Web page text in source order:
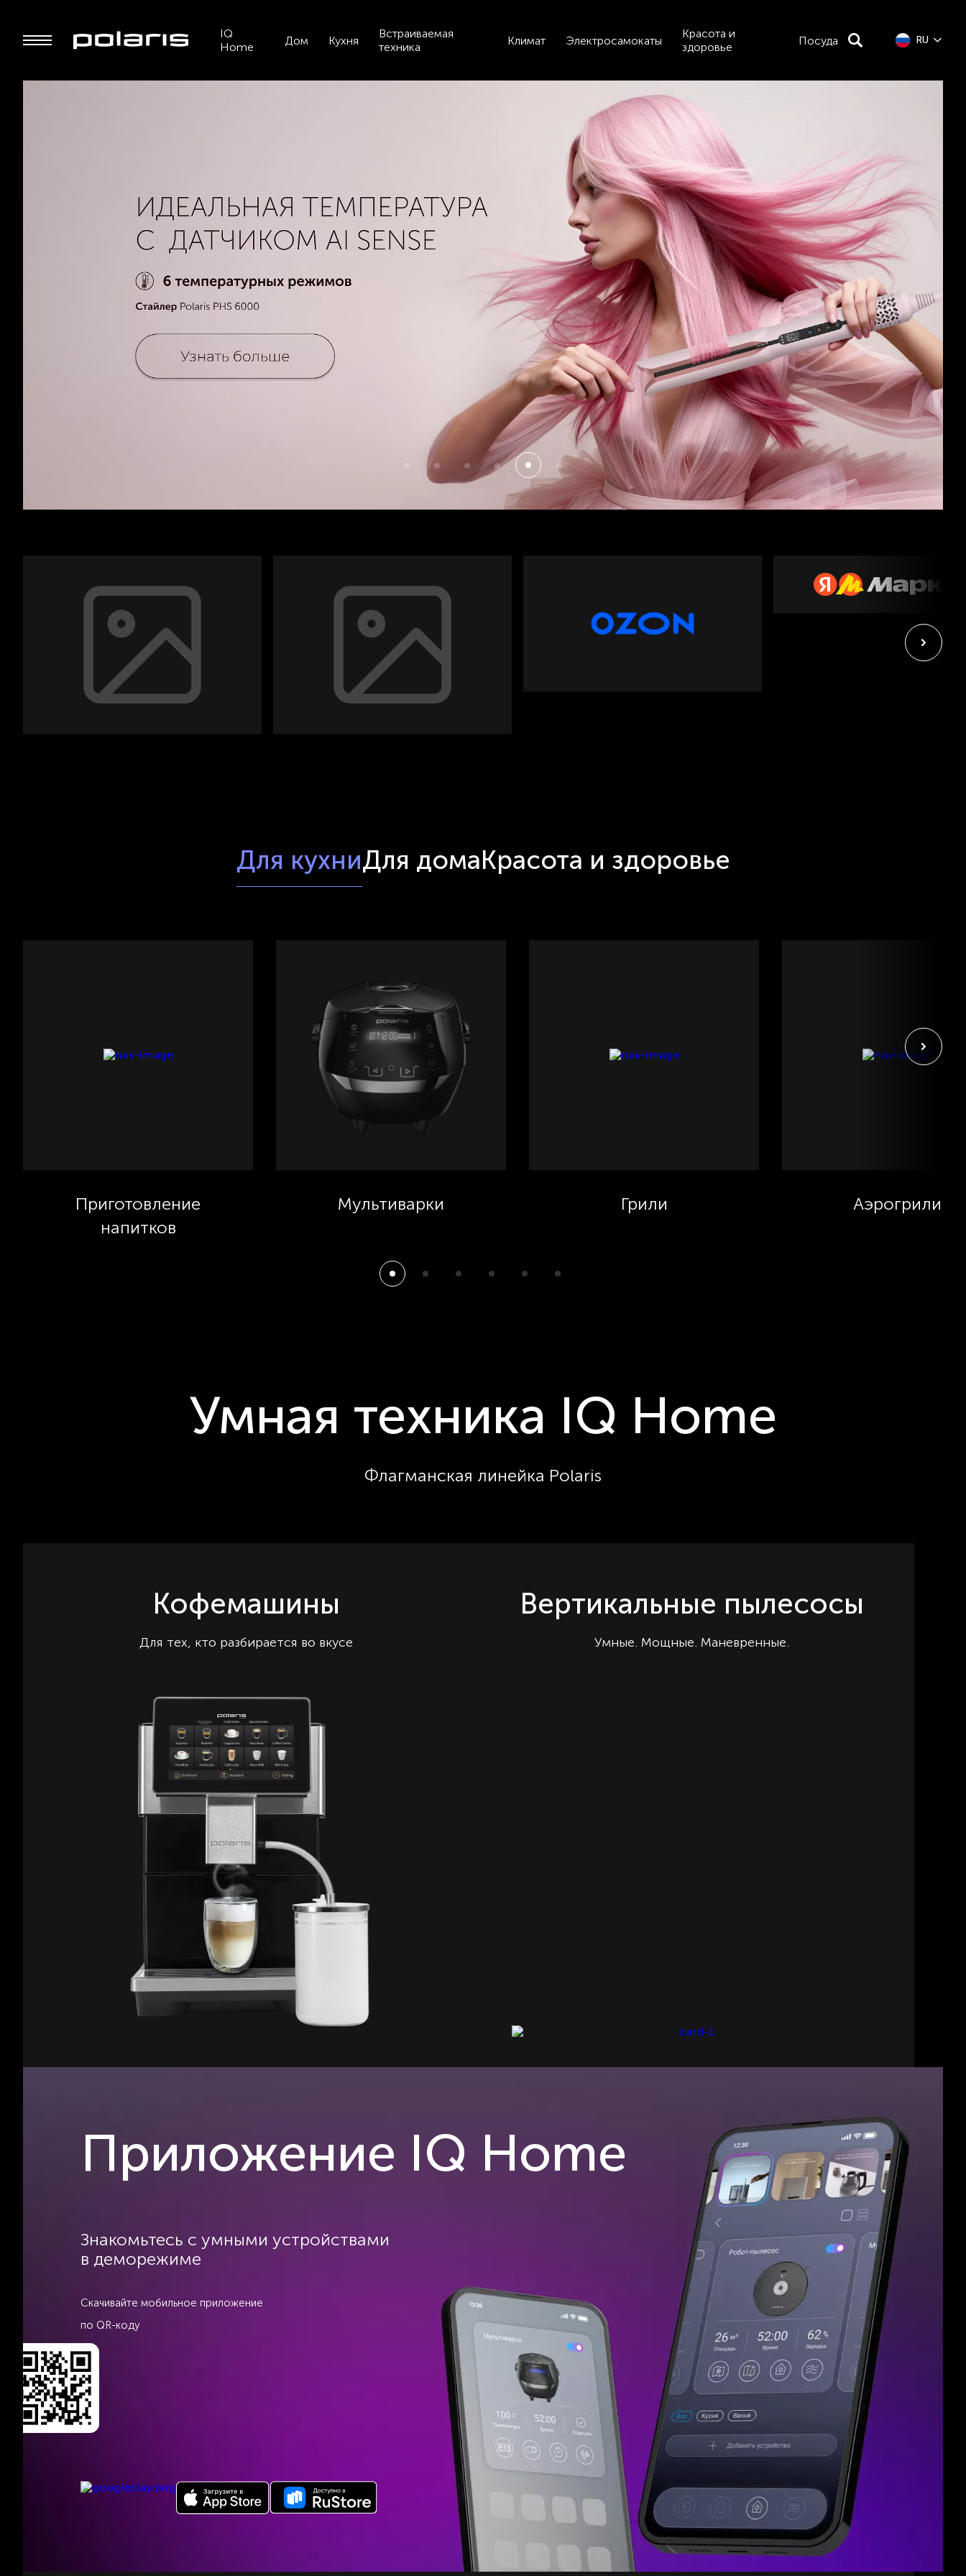
IQ
Home
Дом Кухня
Встраиваемая
техника
Климат Электросамокаты
Красота и
здоровье
Посуда RU
Для кухниДля домаКрасота и здоровье
Приготовление
напитков
Мультиварки Грили Аэрогрили
Умная техника IQ Home
Флагманская линейка Polaris
Кофемашины
Для тех, кто разбирается во вкусе
Вертикальные пылесосы
Умные. Мощные. Маневренные.
Приложение IQ Home
Знакомьтесь с умными устройствами
в деморежиме
Скачивайте мобильное приложение
по QR-коду